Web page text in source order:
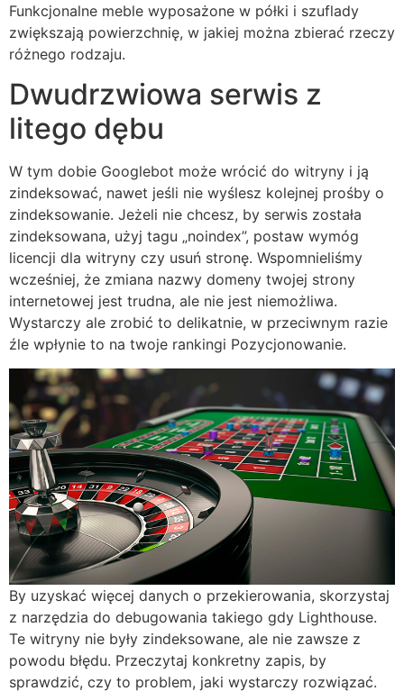
Funkcjonalne meble wyposażone w półki i szuflady
zwiększają powierzchnię, w jakiej można zbierać rzeczy
różnego rodzaju.
Dwudrzwiowa serwis z
litego dębu
W tym dobie Googlebot może wrócić do witryny i ją
zindeksować, nawet jeśli nie wyślesz kolejnej prośby o
zindeksowanie. Jeżeli nie chcesz, by serwis została
zindeksowana, użyj tagu „noindex”, postaw wymóg
licencji dla witryny czy usuń stronę. Wspomnieliśmy
wcześniej, że zmiana nazwy domeny twojej strony
internetowej jest trudna, ale nie jest niemożliwa.
Wystarczy ale zrobić to delikatnie, w przeciwnym razie
źle wpłynie to na twoje rankingi Pozycjonowanie.
By uzyskać więcej danych o przekierowania, skorzystaj
z narzędzia do debugowania takiego gdy Lighthouse.
Te witryny nie były zindeksowane, ale nie zawsze z
powodu błędu. Przeczytaj konkretny zapis, by
sprawdzić, czy to problem, jaki wystarczy rozwiązać.